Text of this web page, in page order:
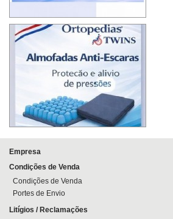
>
Empresa
Condições de Venda
Condições de Venda
Portes de Envio
Litígios / Reclamações